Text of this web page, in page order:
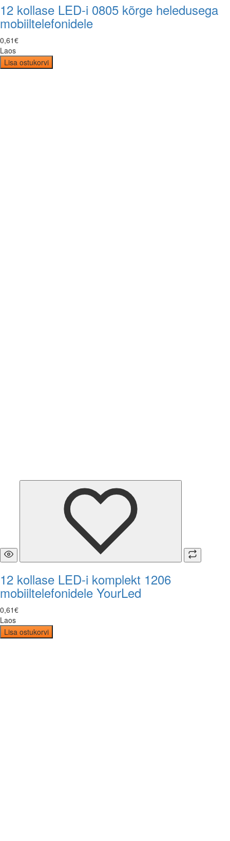
12 kollase LED-i 0805 kõrge heledusega
mobiiltelefonidele
0,61€
Laos
Lisa ostukorvi
12 kollase LED-i komplekt 1206
mobiiltelefonidele YourLed
0,61€
Laos
Lisa ostukorvi